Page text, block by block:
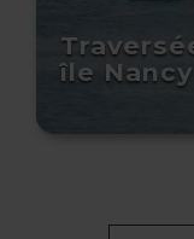
île Nancy